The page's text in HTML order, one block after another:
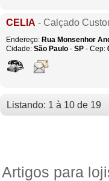
CELIA - Calçado
Endereço: Rua Monsenhor
Cidade: São Paulo - SP - Cep:
Listando: 1 à 10 de 19
Artigos para